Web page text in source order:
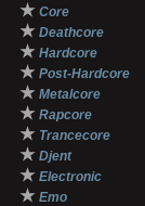
★ Core
★ Deathcore
★ Hardcore
★ Post-Hardcore
★ Metalcore
★ Rapcore
★ Trancecore
★ Djent
★ Electronic
★ Emo